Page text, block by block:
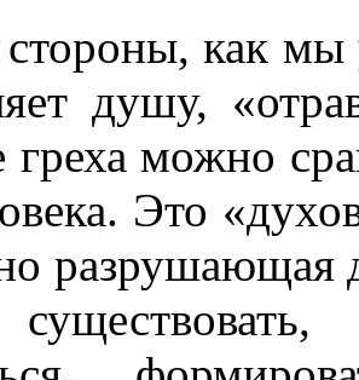
как мы
душу,
греха можно
Это
разрушающая